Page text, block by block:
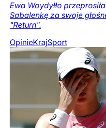
Ewa Woydyłło
Sabalenkę za swoje
"Return".
OpinieKrajSport